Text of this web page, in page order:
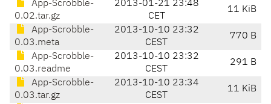
App-Scrobble-
0.02.tar.gz
2013-01-21 23:48
CET
11 KiB
App-Scrobble-
0.03.meta
2013-10-10 23:32
CEST
770 B
App-Scrobble-
0.03.readme
2013-10-10 23:32
CEST
291 B
App-Scrobble-
0.03.tar.gz
2013-10-10 23:34
CEST
11 KiB